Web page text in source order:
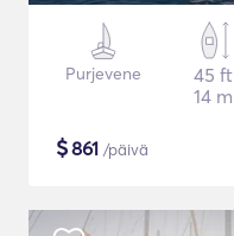
Purjevene
45 ft
14 m
$861 /päivä